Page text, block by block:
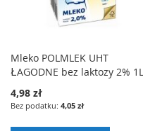
Mleko POLMLEK UHT
ŁAGODNE bez laktozy 2% 1L
4,98 zł
4,05 zł